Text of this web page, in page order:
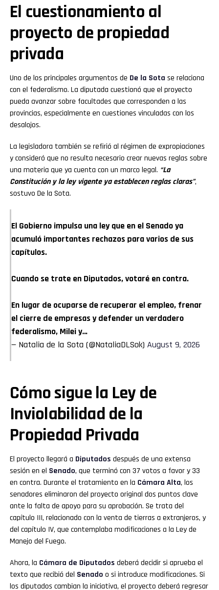
El cuestionamiento al
proyecto de propiedad
privada
Uno de los principales argumentos de De la Sota se relaciona
con el federalismo. La diputada cuestionó que el proyecto
pueda avanzar sobre facultades que corresponden a las
provincias, especialmente en cuestiones vinculadas con los
desalojos.
La legisladora también se refirió al régimen de expropiaciones
y consideró que no resulta necesario crear nuevas reglas sobre
una materia que ya cuenta con un marco legal. “La
Constitución y la ley vigente ya establecen reglas claras”,
sostuvo De la Sota.
El Gobierno impulsa una ley que en el Senado ya
acumuló importantes rechazos para varios de sus
capítulos.
Cuando se trate en Diputados, votaré en contra.
En lugar de ocuparse de recuperar el empleo, frenar
el cierre de empresas y defender un verdadero
federalismo, Milei y…
— Natalia de la Sota (@NataliaDLSok) August 9, 2026
Cómo sigue la Ley de
Inviolabilidad de la
Propiedad Privada
El proyecto llegará a Diputados después de una extensa
sesión en el Senado, que terminó con 37 votos a favor y 33
en contra. Durante el tratamiento en la Cámara Alta, los
senadores eliminaron del proyecto original dos puntos clave
ante la falta de apoyo para su aprobación. Se trata del
capítulo III, relacionado con la venta de tierras a extranjeros, y
del capítulo IV, que contemplaba modificaciones a la Ley de
Manejo del Fuego.
Ahora, la Cámara de Diputados deberá decidir si aprueba el
texto que recibió del Senado o si introduce modificaciones. Si
los diputados cambian la iniciativa, el proyecto deberá regresar